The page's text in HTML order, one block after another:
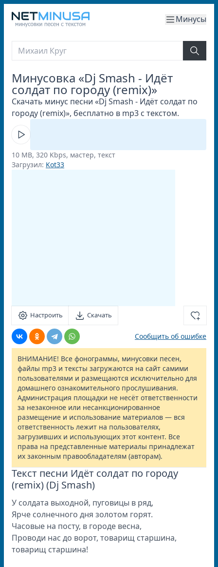
Минусы
Минусовка «Dj Smash - Идёт
солдат по городу (remix)»
Скачать минус песни «Dj Smash - Идёт солдат по
городу (remix)», бесплатно в mp3 с текстом.
10 MB, 320 Kbps, мастер, текст
Загрузил: Kot33
Настроить Скачать
Сообщить об ошибке
ВНИМАНИЕ! Все фонограммы, минусовки песен,
файлы mp3 и тексты загружаются на сайт самими
пользователями и размещаются исключительно для
домашнего ознакомительного прослушивания.
Администрация площадки не несёт ответственности
за незаконное или несанкционированное
размещение и использование материалов — вся
ответственность лежит на пользователях,
загрузивших и использующих этот контент. Все
права на представленные материалы принадлежат
их законным правообладателям (авторам).
Текст песни Идёт солдат по городу
(remix) (Dj Smash)
У солдата выходной, пуговицы в ряд,
Ярче солнечного дня золотом горят.
Часовые на посту, в городе весна,
Проводи нас до ворот, товарищ старшина,
товарищ старшина!